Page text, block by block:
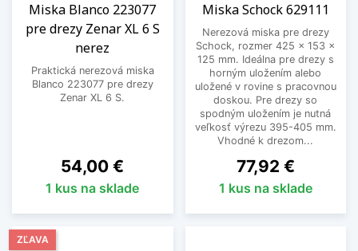
Miska Blanco 223077
pre drezy Zenar XL 6 S
nerez
Praktická nerezová miska
Blanco 223077 pre drezy
Zenar XL 6 S.
Cena
54,00 €
1 kus na sklade
Miska Schock 629111
Nerezová miska pre drezy
Schock, rozmer 425 × 153 ×
125 mm. Ideálna pre drezy s
horným uložením alebo
uložené v rovine s pracovnou
doskou. Pre drezy so
spodným uložením je nutná
veľkosť výrezu 395-405 mm.
Vhodné k drezom...
Cena
77,92 €
1 kus na sklade
ZĽAVA